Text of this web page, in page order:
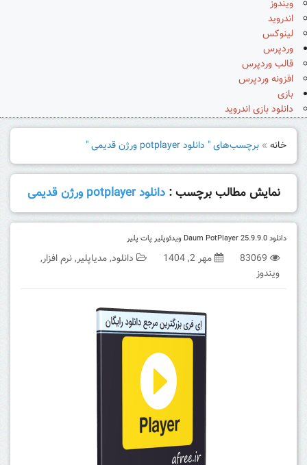
ویندوز
اندروید
لینوکس
وردپرس
قالب وردپرس
افزونه وردپرس
بازی
دانلود بازی اندروید
خانه » برچسب‌های " دانلود potplayer ورژن قدیمی "
نمایش مطالب برچسب :دانلود potplayer ورژن قدیمی
دانلود Daum PotPlayer 25.9.9.0 ویدئوپلیر پات پلیر
83069 مهر 2, 1404 دانلود,مدیاپلیر,نرم افزار,
ویندوز